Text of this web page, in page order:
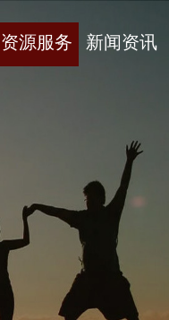
资源服务 新闻资讯